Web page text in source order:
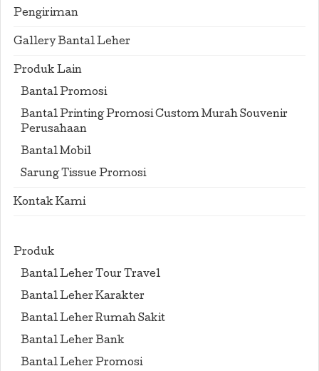
Pengiriman
Gallery Bantal Leher
Produk Lain
Bantal Promosi
Bantal Printing Promosi Custom Murah Souvenir
Perusahaan
Bantal Mobil
Sarung Tissue Promosi
Kontak Kami
Produk
Bantal Leher Tour Travel
Bantal Leher Karakter
Bantal Leher Rumah Sakit
Bantal Leher Bank
Bantal Leher Promosi